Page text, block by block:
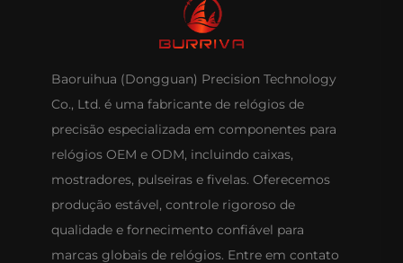
Baoruihua (Dongguan) Precision Technology
Co., Ltd. é uma fabricante de relógios de
precisão especializada em componentes para
relógios OEM e ODM, incluindo caixas,
mostradores, pulseiras e fivelas. Oferecemos
produção estável, controle rigoroso de
qualidade e fornecimento confiável para
marcas globais de relógios. Entre em contato